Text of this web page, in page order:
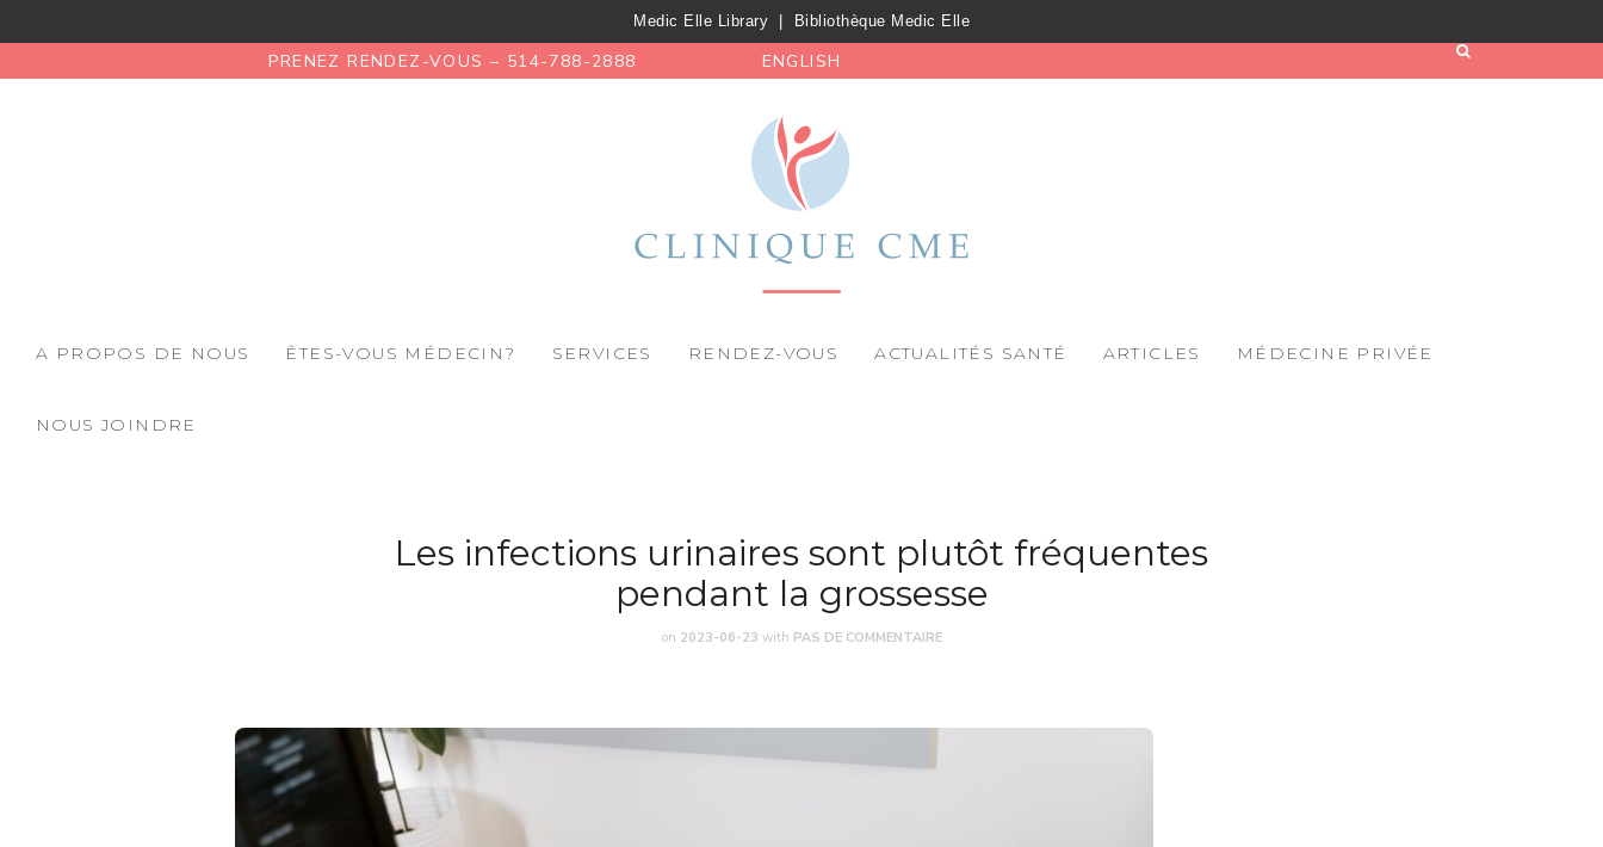
Medic Elle Library Bibliothèque Medic Elle
PRENEZ RENDEZ-VOUS – 514-788-2888 ENGLISH
A PROPOS DE NOUS ÊTES-VOUS MÉDECIN? SERVICES RENDEZ-VOUS ACTUALITÉS SANTÉ ARTICLES MÉDECINE PRIVÉE
NOUS JOINDRE
Les infections urinaires sont plutôt fréquentes
pendant la grossesse
on 2023-06-23 with PAS DE COMMENTAIRE